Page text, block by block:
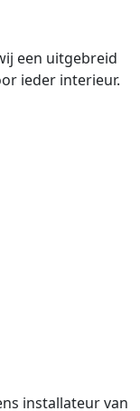
een uitgebreid
ieder interieur.
installateur van